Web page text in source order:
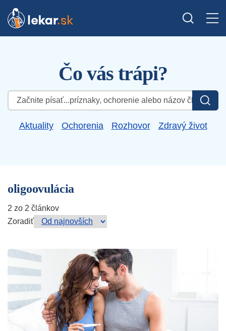
Čo vás trápi?
Hľadať:
Aktuality Ochorenia Rozhovor Zdravý život
oligoovulácia
2 zo 2 článkov
Zoradiť